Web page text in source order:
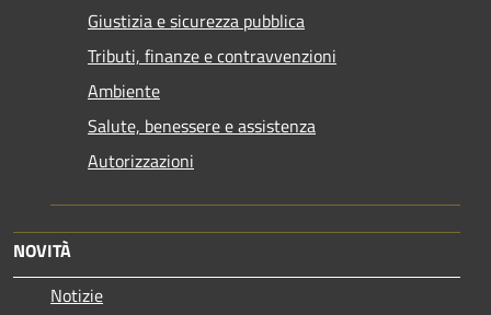
Giustizia e sicurezza pubblica
Tributi, finanze e contravvenzioni
Ambiente
Salute, benessere e assistenza
Autorizzazioni
NOVITÀ
Notizie